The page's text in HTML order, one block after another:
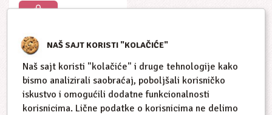
1
NAŠ SAJT KORISTI "KOLAČIĆE"
Naš sajt koristi "kolačiće" i druge tehnologije kako
bismo analizirali saobraćaj, poboljšali korisničko
iskustvo i omogućili dodatne funkcionalnosti
korisnicima. Lične podatke o korisnicima ne delimo